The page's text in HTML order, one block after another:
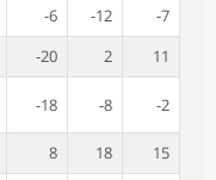
-6 -12
-7
-20 2
11
-18 -8 -2
8 18
15